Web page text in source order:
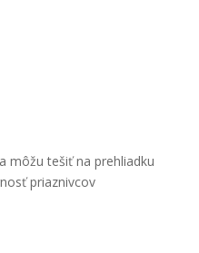
môžu tešiť na prehliadku
priaznivcov